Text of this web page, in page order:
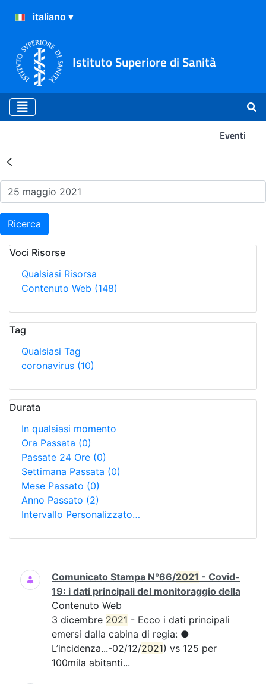
Istituto Superiore di Sanità
Eventi
Risultati della Ricerca -
Ricerca
Voci Risorse
Qualsiasi Risorsa
Contenuto Web (148)
Tag
Qualsiasi Tag
coronavirus (10)
Durata
In qualsiasi momento
Ora Passata (0)
Passate 24 Ore (0)
Settimana Passata (0)
Mese Passato (0)
Anno Passato (2)
Intervallo Personalizzato…
Ricerca
Comunicato Stampa N°66/2021 - Covid-
19: i dati principali del monitoraggio della
Contenuto Web
3 dicembre 2021 - Ecco i dati principali
emersi dalla cabina di regia: ●
L’incidenza...-02/12/2021) vs 125 per
100mila abitanti...